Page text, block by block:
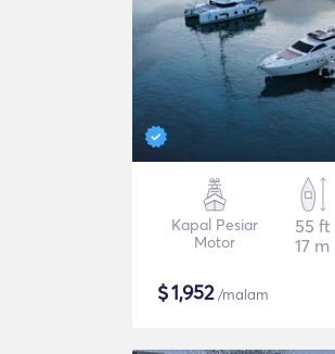
Kapal Pesiar
Motor
55 ft
17 m
$1,952/malam